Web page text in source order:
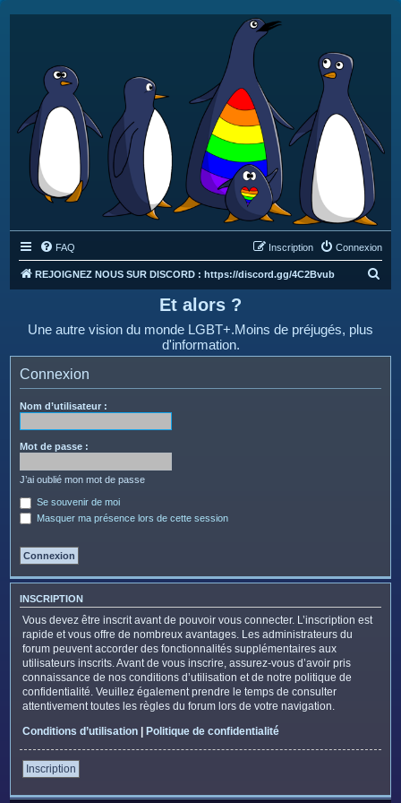
FAQ Connexion
Inscription
REJOIGNEZ NOUS SUR DISCORD : https://discord.gg/4C2Bvub
e
Et alors ?
Une autre vision du monde LGBT+.Moins de préjugés, plus
d'information.
Connexion
Nom d’utilisateur :
Mot de passe :
J’ai oublié mon mot de passe
Se souvenir de moi
Masquer ma présence lors de cette session
INSCRIPTION
Vous devez être inscrit avant de pouvoir vous connecter. L’inscription est
rapide et vous offre de nombreux avantages. Les administrateurs du
forum peuvent accorder des fonctionnalités supplémentaires aux
utilisateurs inscrits. Avant de vous inscrire, assurez-vous d’avoir pris
connaissance de nos conditions d’utilisation et de notre politique de
confidentialité. Veuillez également prendre le temps de consulter
attentivement toutes les règles du forum lors de votre navigation.
Conditions d’utilisation | Politique de confidentialité
Inscription